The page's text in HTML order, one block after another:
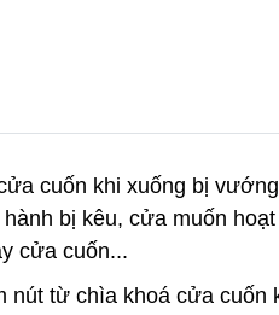
cuốn khi xuống bị
bị kêu, cửa muốn
cửa cuốn...
nút từ chìa khoá cửa cuốn